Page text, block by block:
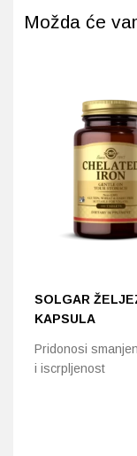
Možda će
SOLGAR
KAPSULA
Pridonosi
i iscrpljenost